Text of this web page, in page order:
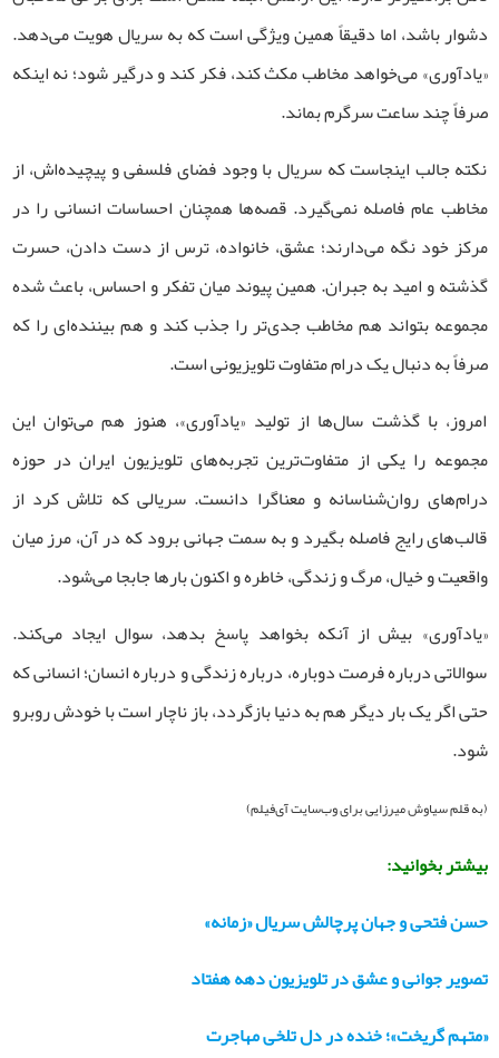
دشوار باشد، اما دقیقاً همین ویژگی است که به سریال هویت می‌دهد.
«یادآوری» می‌خواهد مخاطب مکث کند، فکر کند و درگیر شود؛ نه اینکه
صرفاً چند ساعت سرگرم بماند.
نکته جالب اینجاست که سریال با وجود فضای فلسفی و پیچیده‌اش، از
مخاطب عام فاصله نمی‌گیرد. قصه‌ها همچنان احساسات انسانی را در
مرکز خود نگه می‌دارند؛ عشق، خانواده، ترس از دست دادن، حسرت
گذشته و امید به جبران. همین پیوند میان تفکر و احساس، باعث شده
مجموعه بتواند هم مخاطب جدی‌تر را جذب کند و هم بیننده‌ای را که
صرفاً به دنبال یک درام متفاوت تلویزیونی است.
امروز، با گذشت سال‌ها از تولید «یادآوری»، هنوز هم می‌توان این
مجموعه را یکی از متفاوت‌ترین تجربه‌های تلویزیون ایران در حوزه
درام‌های روان‌شناسانه و معناگرا دانست. سریالی که تلاش کرد از
قالب‌های رایج فاصله بگیرد و به سمت جهانی برود که در آن، مرز میان
واقعیت و خیال، مرگ و زندگی، خاطره و اکنون بارها جابجا می‌شود.
«یادآوری» بیش از آنکه بخواهد پاسخ بدهد، سوال ایجاد می‌کند.
سوالاتی درباره فرصت دوباره، درباره زندگی و درباره انسان؛ انسانی که
حتی اگر یک بار دیگر هم به دنیا بازگردد، باز ناچار است با خودش روبرو
شود.
(به قلم سیاوش میرزایی برای وب‌سایت آی‌فیلم)
بیشتر بخوانید:
حسن فتحی و جهان پرچالش سریال «زمانه»
تصویر جوانی و عشق در تلویزیون دهه هفتاد
«متهم گریخت»؛ خنده در دل تلخی مهاجرت